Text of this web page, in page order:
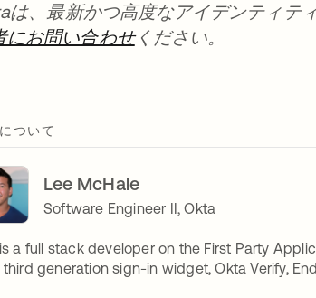
は、最新かつ高度なアイデンティテ
にお問い合わせください。
ついて
Lee McHale
Software Engineer II, Okta
a full stack developer on the First Party
generation sign-in widget, Okta Verify,